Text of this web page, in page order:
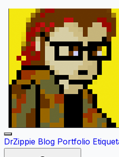
DrZippie Blog Portfolio